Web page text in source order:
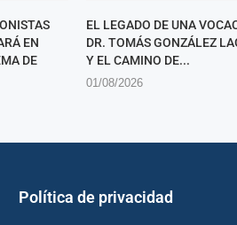
EN
DE
EL LEGADO DE UNA
DR. TOMÁS GONZÁLEZ
Y EL CAMINO DE...
01/08/2026
Política de privacidad